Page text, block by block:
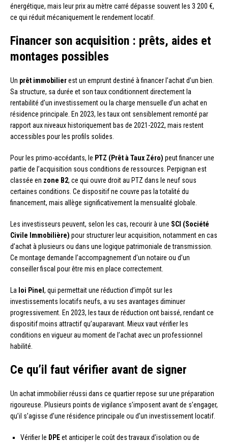
énergétique, mais leur prix au mètre carré dépasse souvent les 3 200 €,
ce qui réduit mécaniquement le rendement locatif.
Financer son acquisition : prêts, aides et
montages possibles
Un prêt immobilierest un emprunt destiné à financer l’achat d’un bien.
Sa structure, sa durée et son taux conditionnent directement la
rentabilité d’un investissement ou la charge mensuelle d’un achat en
résidence principale. En 2023, les taux ont sensiblement remonté par
rapport aux niveaux historiquement bas de 2021-2022, mais restent
accessibles pour les profils solides.
Pour les primo-accédants, le PTZ (Prêt à Taux Zéro) peut financer une
partie de l’acquisition sous conditions de ressources. Perpignan est
classée en zone B2, ce qui ouvre droit au PTZ dans le neuf sous
certaines conditions. Ce dispositif ne couvre pas la totalité du
financement, mais allège significativement la mensualité globale.
Les investisseurs peuvent, selon les cas, recourir à une SCI (Société
Civile Immobilière) pour structurer leur acquisition, notamment en cas
d’achat à plusieurs ou dans une logique patrimoniale de transmission.
Ce montage demande l’accompagnement d’un notaire ou d’un
conseiller fiscal pour être mis en place correctement.
La loi Pinel , qui permettait une réduction d’impôt sur les
investissements locatifs neufs, a vu ses avantages diminuer
progressivement. En 2023, les taux de réduction ont baissé, rendant ce
dispositif moins attractif qu’auparavant. Mieux vaut vérifier les
conditions en vigueur au moment de l’achat avec un professionnel
habilité.
Ce qu’il faut vérifier avant de signer
Un achat immobilier réussi dans ce quartier repose sur une préparation
rigoureuse. Plusieurs points de vigilance s’imposent avant de s’engager,
qu’il s’agisse d’une résidence principale ou d’un investissement locatif.
Vérifier le DPEet anticiper le coût des travaux d’isolation ou de